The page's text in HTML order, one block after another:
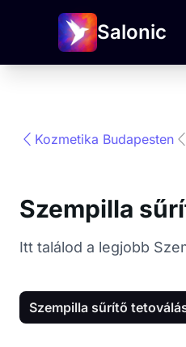
Salonic
Kozmetika Budapesten
Szempilla
Itt találod a legjobb
Szempilla sűrítő